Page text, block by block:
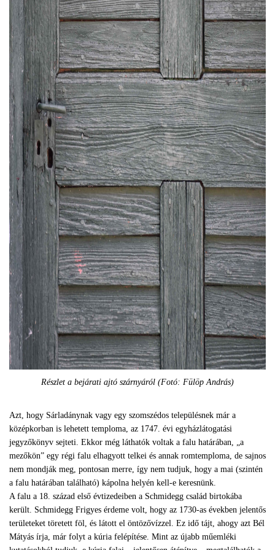
Részlet a bejárati ajtó szárnyáról (Fotó: Fülöp András)
Azt, hogy Sárladánynak vagy egy szomszédos településnek már a
középkorban is lehetett temploma, az 1747. évi egyházlátogatási
jegyzőkönyv sejteti. Ekkor még láthatók voltak a falu határában, „a
mezőkön” egy régi falu elhagyott telkei és annak romtemploma, de sajnos
nem mondják meg, pontosan merre, így nem tudjuk, hogy a mai (szintén
a falu határában található) kápolna helyén kell-e keresnünk.
A falu a 18. század első évtizedeiben a Schmidegg család birtokába
került. Schmidegg Frigyes érdeme volt, hogy az 1730-as években jelentős
területeket töretett föl, és látott el öntözővízzel. Ez idő tájt, ahogy azt Bél
Mátyás írja, már folyt a kúria felépítése. Mint az újabb műemléki